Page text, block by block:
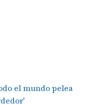
el mundo pelea